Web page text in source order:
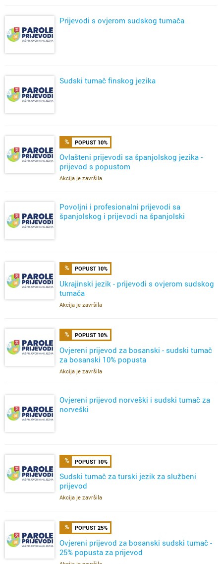
Prijevodi s ovjerom sudskog tumača
Sudski tumač finskog jezika
POPUST 10%
Ovlašteni prijevodi sa španjolskog jezika -
prijevod s popustom
Akcija je završila
Povoljni i profesionalni prijevodi sa
španjolskog i prijevodi na španjolski
POPUST 10%
Ukrajinski jezik - prijevodi s ovjerom sudskog
tumača
Akcija je završila
POPUST 10%
Ovjereni prijevod za bosanski - sudski tumač
za bosanski 10% popusta
Akcija je završila
Ovjereni prijevod norveški i sudski tumač za
norveški
POPUST 10%
Sudski tumač za turski jezik za službeni
prijevod
Akcija je završila
POPUST 25%
Ovjereni prijevod za bosanski sudski tumač -
25% popusta za prijevod